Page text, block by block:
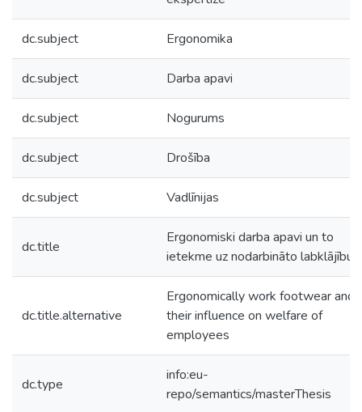
dc.subject Ergonomika
dc.subject Darba apavi
dc.subject Nogurums
dc.subject Drošība
dc.subject Vadlīnijas
dc.title
Ergonomiski darba apavi un to
ietekme uz nodarbināto labklājību
dc.title.alternative
Ergonomically work footwear and
their influence on welfare of
employees
dc.type
info:eu-
repo/semantics/masterThesis